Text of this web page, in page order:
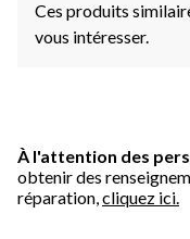
Ces produits
vous intéresser.
À l'attention des
obtenir des
réparation, cliquez ici.